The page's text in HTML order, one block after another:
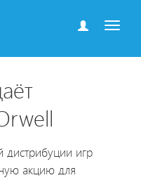
дистрибуции игр
акцию для